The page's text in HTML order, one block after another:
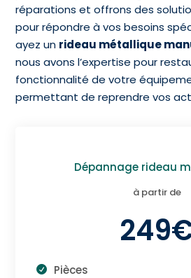
réparations et offrons des
pour répondre à vos besoins
ayez un rideau métallique
nous avons l’expertise pour
fonctionnalité de votre
permettant de reprendre vos
Dépannage rideau
à partir de
Pièces